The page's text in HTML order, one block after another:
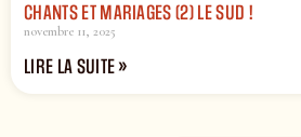
CHANTS ET MARIAGES (2) LE SUD !
novembre 11, 2025
LIRE LA SUITE »